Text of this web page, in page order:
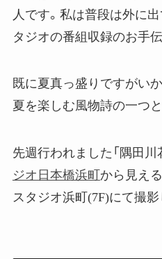
人です。私は普段は外に
タジオの番組収録のお手
既に夏真っ盛りですがい
夏を楽しむ風物詩の一つと
先週行われました「隅田川
ジオ日本橋浜町 から見え
スタジオ浜町(7F)にて撮影